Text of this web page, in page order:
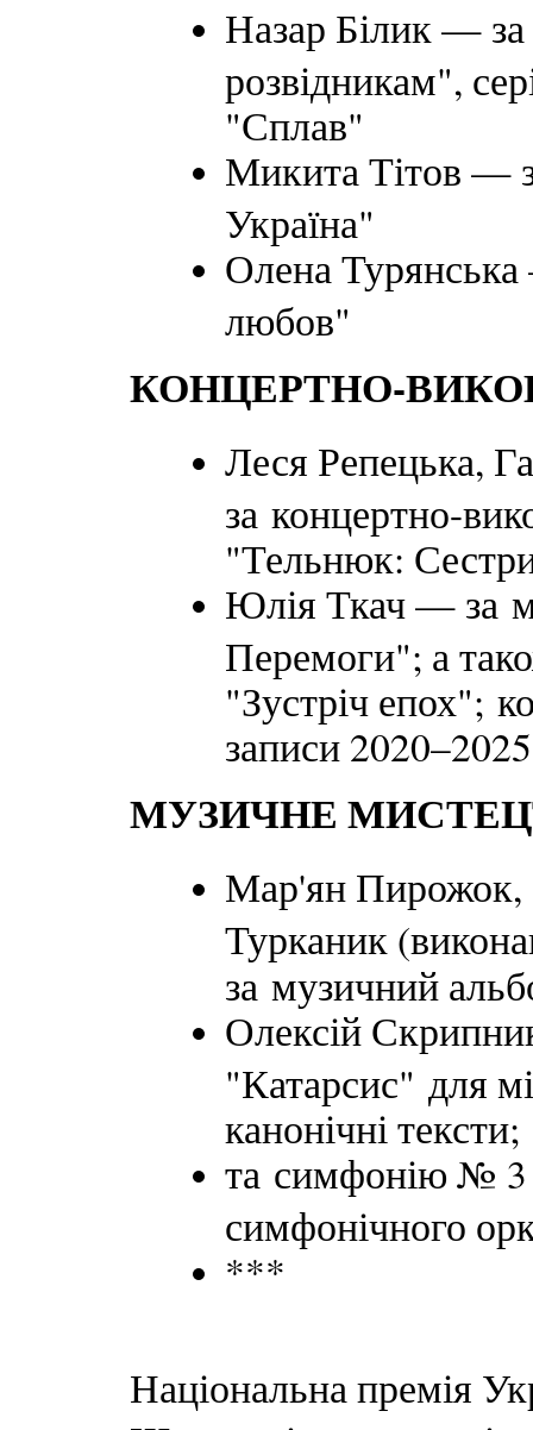
Назар Білик —
розвідникам",
"Сплав"
Микита Тітов —
Україна"
Олена
любов"
КОНЦЕРТНО-
Леся Репецька,
за концертно-
"Тельнюк:
Юлія Ткач — за
Перемоги"; а
"Зустріч епох";
записи
МУЗИЧНЕ
Мар'ян Пирожок,
Турканик
за музичний
Олексій
"Катарсис" для
канонічні тексти;
та симфонію № 3
симфонічного
***
Національна премія